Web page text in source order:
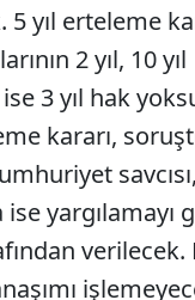
5 yıl erteleme
2 yıl, 10 yıl
3 yıl hak
kararı,
savcısı,
yargılamayı
verilecek.